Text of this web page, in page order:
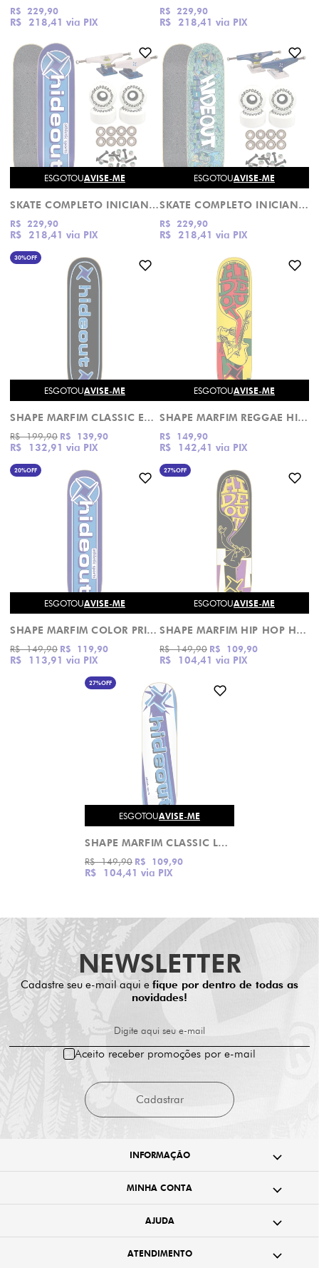
R$ 218,41 via PIX
R$ 229,90
R$ 218,41 via PIX
R$ 229,90
ESGOTOUAVISE-ME
SKATE COMPLETO INICIANTE CLASSIC LOGO EXTENDED HIDEOUT
R$ 218,41 via PIX
R$ 229,90
ESGOTOUAVISE-ME
SKATE COMPLETO INICIANTE SOUNDS BAILE HIDEOUT
R$ 218,41 via PIX
R$ 229,90
30%OFF
ESGOTOUAVISE-ME
SHAPE MARFIM CLASSIC EXTENDED LOGO HIDEOUT
R$ 132,91 via PIX
R$ 199,90 R$ 139,90
ESGOTOUAVISE-ME
SHAPE MARFIM REGGAE HIDEOUT
R$ 142,41 via PIX
R$ 149,90
20%OFF
ESGOTOUAVISE-ME
SHAPE MARFIM COLOR PRINT HIDEOUT
R$ 113,91 via PIX
R$ 149,90 R$ 119,90
27%OFF
ESGOTOUAVISE-ME
SHAPE MARFIM HIP HOP HIDEOUT
R$ 104,41 via PIX
R$ 149,90 R$ 109,90
27%OFF
ESGOTOUAVISE-ME
SHAPE MARFIM CLASSIC LOGO SUNS HIDEOUT
R$ 104,41 via PIX
R$ 149,90 R$ 109,90
NEWSLETTER
Cadastre seu e-mail aqui e fique por dentro de todas as
novidades!
Digite aqui seu e-mail
Cadastrar
Aceito receber promoções por e-mail
INFORMAÇÃO
MINHA CONTA
AJUDA
ATENDIMENTO